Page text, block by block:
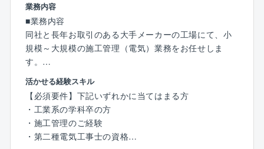
■働き方について：
◎出張は近隣エリアに行くことはありますが、現状出
張している人の方が少ないです。
◎残業時間を減らすために建設ディレクターのポジシ
ョンを設けるなど、施工管理の負担を減らすための施
策を積極的に取り入れています。
■定年制度
定年60歳（再雇用65歳）
働く意欲がある方に関しては、相談のうえ65歳を超え
業務内容
■業務内容
同社と長年お取引のある大手メーカーの工場にて、小
規模～大規模の施工管理（電気）業務をお任せしま
す。
※拠点によっては1件数千円～の工事から対応しており
ます。
※こちらも拠点によりますが、新入社員で年間100件程
度の見積もりを取る場合もあるので、ご対応いただく
案件は小さいものから様々です（あくまでも目安で
す）。
活かせる経験スキル
【必須要件】下記いずれかに当てはまる方
・工業系の学科卒の方
・施工管理のご経験
・第二種電気工事士の資格